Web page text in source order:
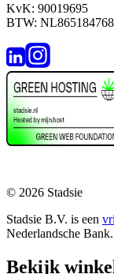
KvK: 90019695
BTW:
© 2026 Stadsie
Stadsie B.V. is een
Nederlandsche Bank.
Bekijk